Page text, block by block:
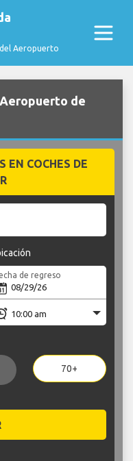
Aeropuerto
de
EN COCHES DE
de regreso
70+